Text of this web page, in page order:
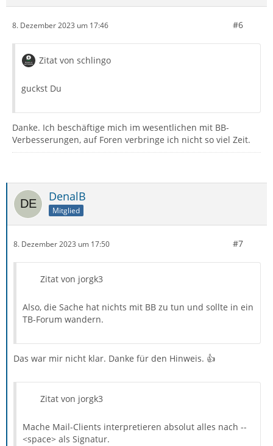
8. Dezember 2023 um 17:46 #6
Zitat von schlingo
guckst Du
Danke. Ich beschäftige mich im wesentlichen mit BB-
Verbesserungen, auf Foren verbringe ich nicht so viel Zeit.
DenalB
Mitglied
8. Dezember 2023 um 17:50 #7
Zitat von jorgk3
Also, die Sache hat nichts mit BB zu tun und sollte in ein
TB-Forum wandern.
Das war mir nicht klar. Danke für den Hinweis. 👍
Zitat von jorgk3
Mache Mail-Clients interpretieren absolut alles nach --
<space> als Signatur.